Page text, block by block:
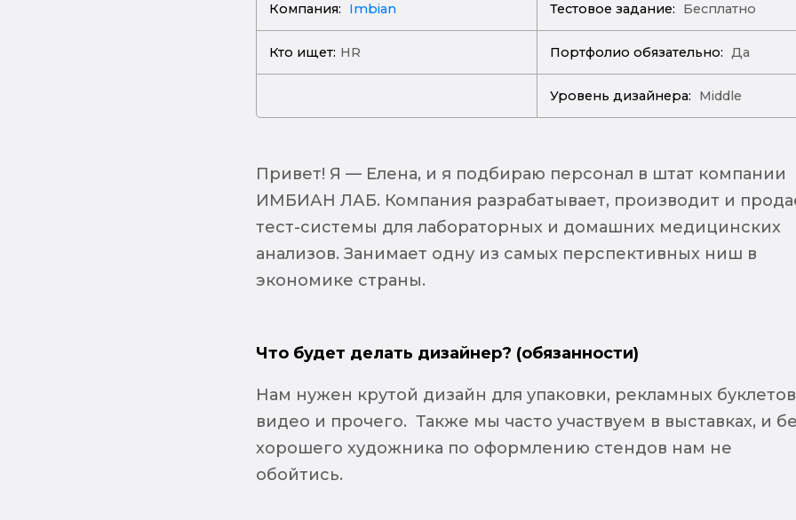
Компания: Imbian Тестовое задание: Бесплатно
Кто ищет: HR Портфолио обязательно: Да
Уровень дизайнера: Middle
Привет! Я — Елена, и я подбираю персонал в штат компании
ИМБИАН ЛАБ. Компания разрабатывает, производит и
тест-системы для лабораторных и домашних медицинских
анализов. Занимает одну из самых перспективных ниш в
экономике страны.
Что будет делать дизайнер? (обязанности)
Нам нужен крутой дизайн для упаковки, рекламных
видео и прочего. Также мы часто участвуем в выставках, и
хорошего художника по оформлению стендов нам не
обойтись.